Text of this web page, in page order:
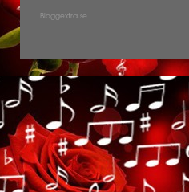
Bloggextra.se